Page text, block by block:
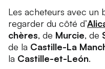
Les acheteurs avec un
regarder du côté d’
chères, de Murcie, de
de la Castille-La
la Castille-et-León.